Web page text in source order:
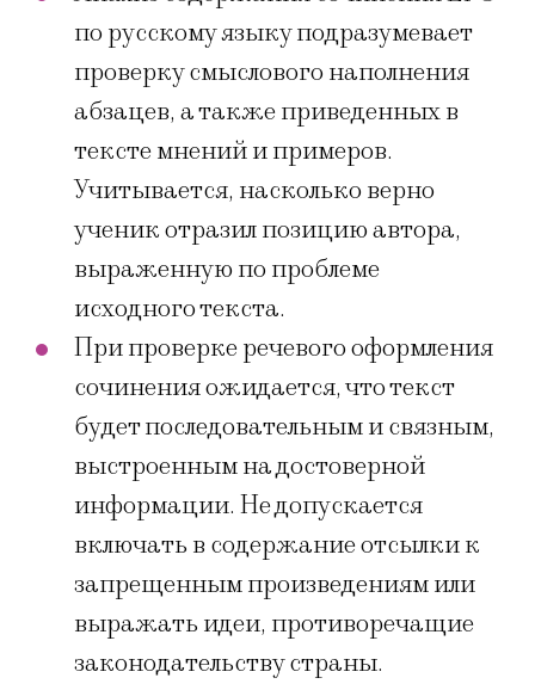
по русскому языку подразумевает
проверку смыслового наполнения
абзацев, а также приведенных в
тексте мнений и примеров.
Учитывается, насколько верно
ученик отразил позицию автора,
выраженную по проблеме
исходного текста.
При проверке речевого оформления
сочинения ожидается, что текст
будет последовательным и связным,
выстроенным на достоверной
информации. Не допускается
включать в содержание отсылки к
запрещенным произведениям или
выражать идеи, противоречащие
законодательству страны.